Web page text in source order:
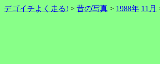
デゴイチよく走る! > 昔の写真 > 1988年 11月